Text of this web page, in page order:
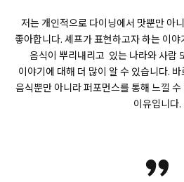
저는 개인적으로 다이닝에서 맛뿐만 아
좋아합니다. 셰프가 표현하고자 하는 이
음식이 뿌리내리고 있는 나라와 사람
이야기에 대해 더 많이 알 수 있습니다.
음식뿐만 아니라 퍼포먼스를 통해 느낄
이유입니다.